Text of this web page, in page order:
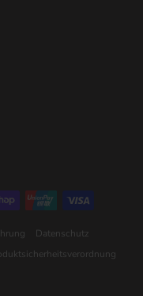
Datenschutz